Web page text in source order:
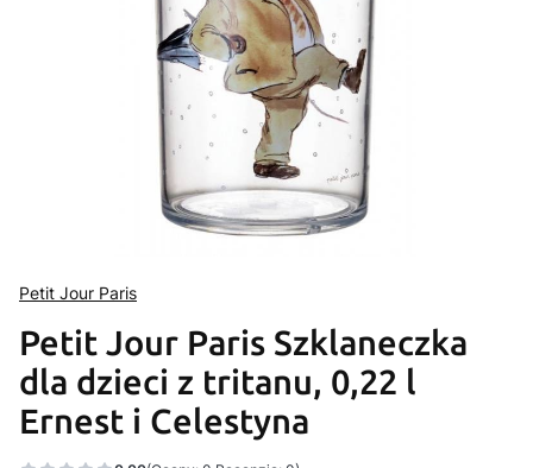
Petit Jour Paris
Petit Jour Paris Szklaneczka
dla dzieci z tritanu, 0,22 l
Ernest i Celestyna